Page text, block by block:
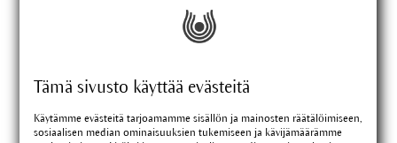
Tämä sivusto käyttää evästeitä
Käytämme evästeitä tarjoamamme sisällön ja mainosten räätälöimiseen,
sosiaalisen median ominaisuuksien tukemiseen ja kävijämäärämme